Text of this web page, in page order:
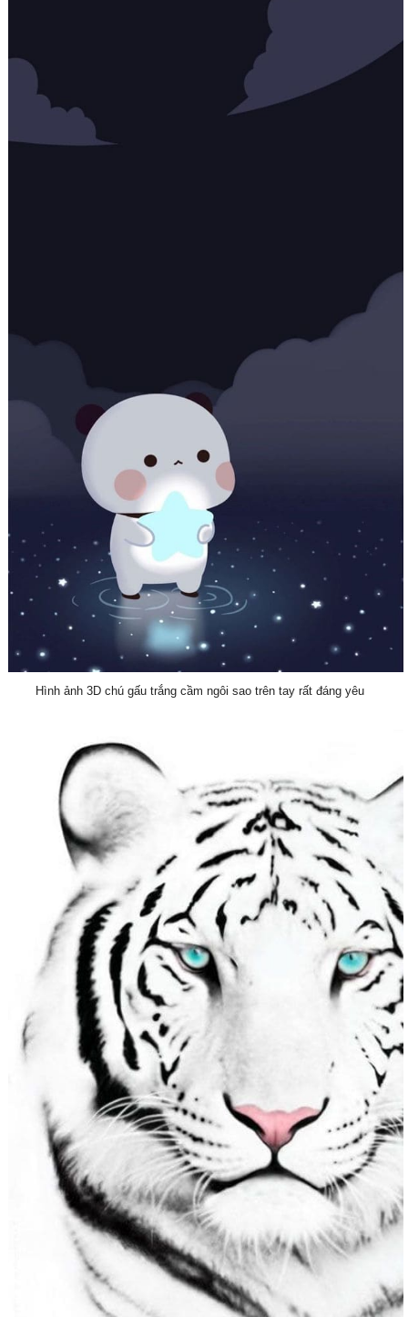
Hình ảnh 3D chú gấu trắng cầm ngôi sao trên tay rất đáng yêu